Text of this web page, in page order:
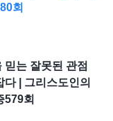
회
믿는 잘못된 관점
다 | 그리스도인의
579회